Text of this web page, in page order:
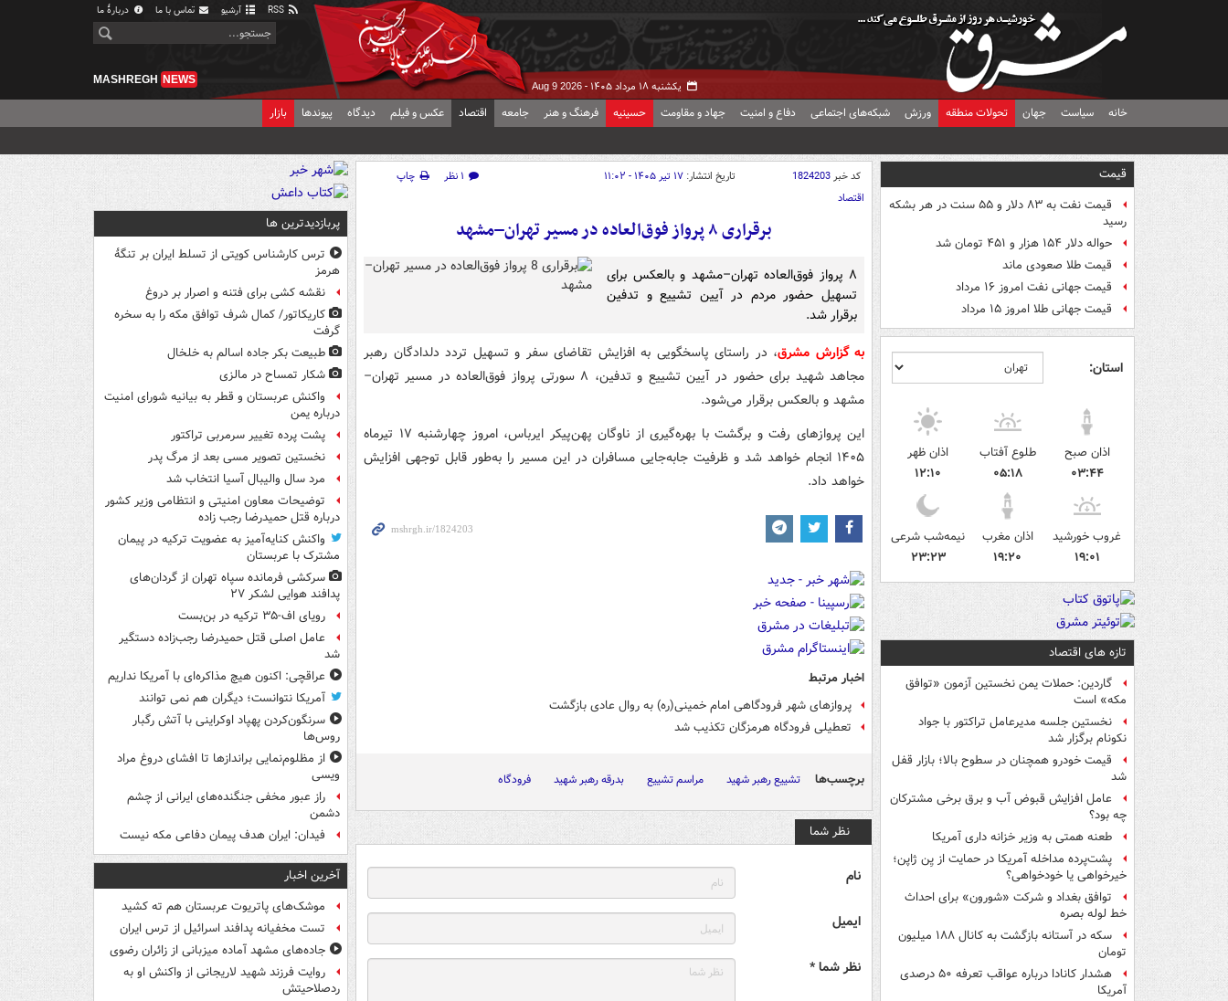
آرشیو تماس با ما دربارهٔ ما
یکشنبه ۱۸ مرداد ۱۴۰۵ - Aug 9 2026
MASHREGH NEWS
خانه سیاست جهان تحولات منطقه ورزش شبکه‌های اجتماعی دفاع و امنیت جهاد و مقاومت حسینیه فرهنگ و هنر جامعه اقتصاد عکس و فیلم دیدگاه پیوندها بازار
قیمت
قیمت نفت به ۸۳ دلار و ۵۵ سنت در هر بشکه
رسید
حواله دلار ۱۵۴ هزار و ۴۵۱ تومان شد
قیمت طلا صعودی ماند
قیمت جهانی نفت امروز ۱۶ مرداد
قیمت جهانی طلا امروز ۱۵ مرداد
استان:
اذان صبح
۰۳:۴۴
طلوع آفتاب
۰۵:۱۸
اذان ظهر
۱۲:۱۰
غروب خورشید
۱۹:۰۱
اذان مغرب
۱۹:۲۰
نیمه‌شب شرعی
۲۳:۲۳
تازه های اقتصاد
گاردین: حملات یمن نخستین آزمون «توافق
مکه» است
نخستین جلسه مدیرعامل تراکتور با جواد
نکونام برگزار شد
قیمت خودرو همچنان در سطوح بالا؛ بازار قفل
شد
عامل افزایش قبوض آب و برق برخی مشترکان
چه بود؟
طعنه همتی به وزیر خزانه داری آمریکا
پشت‌پرده مداخله آمریکا در حمایت از یِن ژاپن؛
خیرخواهی یا خودخواهی؟
توافق بغداد و شرکت «شورون» برای احداث
خط لوله بصره
سکه در آستانه بازگشت به کانال ۱۸۸ میلیون
تومان
هشدار کانادا درباره عواقب تعرفه ۵۰ درصدی
آمریکا
کد خبر1824203 تاریخ انتشار: ۱۷ تیر ۱۴۰۵ - ۱۱:۰۲ ۱ نظر
چاپ
اقتصاد
برقراری ۸ پرواز فوق‌العاده در مسیر تهران–مشهد
۸ پرواز فوق‌العاده تهران–مشهد و بالعکس برای
تسهیل حضور مردم در آیین تشییع و تدفین
برقرار شد.
به گزارش مشرق، در راستای پاسخگویی به افزایش تقاضای سفر و تسهیل تردد دلدادگان رهبر
مجاهد شهید برای حضور در آیین تشییع و تدفین، ۸ سورتی پرواز فوق‌العاده در مسیر تهران–
مشهد و بالعکس برقرار می‌شود.
این پروازهای رفت و برگشت با بهره‌گیری از ناوگان پهن‌پیکر ایرباس، امروز چهارشنبه ۱۷ تیرماه
۱۴۰۵ انجام خواهد شد و ظرفیت جابه‌جایی مسافران در این مسیر را به‌طور قابل توجهی افزایش
خواهد داد.
اخبار مرتبط
پروازهای شهر فرودگاهی امام خمینی(ره) به روال عادی بازگشت
تعطیلی فرودگاه هرمزگان تکذیب شد
برچسب‌ها تشییع رهبر شهید مراسم تشییع بدرقه رهبر شهید فرودگاه
نظر شما
نام
ایمیل
نظر شما *
پربازدیدترین ها
ترس کارشناس کویتی از تسلط ایران بر تنگۀ
هرمز
نقشه کشی برای فتنه و اصرار بر دروغ
کاریکاتور/ کمال شرف توافق مکه را به سخره
گرفت
طبیعت بکر جاده اسالم به خلخال
شکار تمساح در مالزی
واکنش عربستان و قطر به بیانیه شورای امنیت
درباره یمن
پشت پرده تغییر سرمربی تراکتور
نخستین تصویر مسی بعد از مرگ پدر
مرد سال والیبال آسیا انتخاب شد
توضیحات معاون امنیتی و انتظامی وزیر کشور
درباره قتل حمیدرضا رجب زاده
واکنش کنایه‌آمیز به عضویت ترکیه در پیمان
مشترک با عربستان
سرکشی فرمانده سپاه تهران از گردان‌های
پدافند هوایی لشکر ۲۷
رویای اف-۳۵ ترکیه در بن‌بست
عامل اصلی قتل حمیدرضا رجب‌زاده دستگیر
شد
عراقچی: اکنون هیچ مذاکره‌ای با آمریکا نداریم
آمریکا نتوانست؛ دیگران هم نمی توانند
سرنگون‌کردن پهپاد اوکراینی با آتش رگبار
روس‌ها
از مظلوم‌نمایی براندازها تا افشای دروغ مراد
ویسی
راز عبور مخفی جنگنده‌های ایرانی از چشم
دشمن
فیدان: ایران هدف پیمان دفاعی مکه نیست
آخرین اخبار
موشک‌های پاتریوت عربستان هم ته‌ کشید
تست مخفیانه پدافند اسرائیل از ترس ایران
جاده‌های مشهد آماده میزبانی از زائران رضوی
روایت فرزند شهید لاریجانی از واکنش او به
ردصلاحیتش